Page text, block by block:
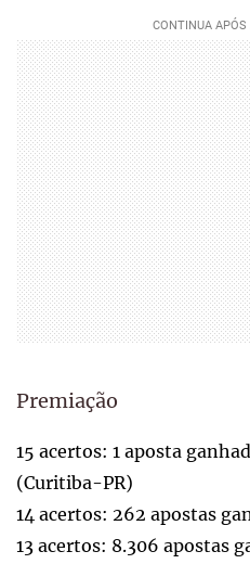
Premiação
15 acertos: 1 aposta
(Curitiba-PR)
14 acertos: 262 apostas
13 acertos: 8.306 apostas